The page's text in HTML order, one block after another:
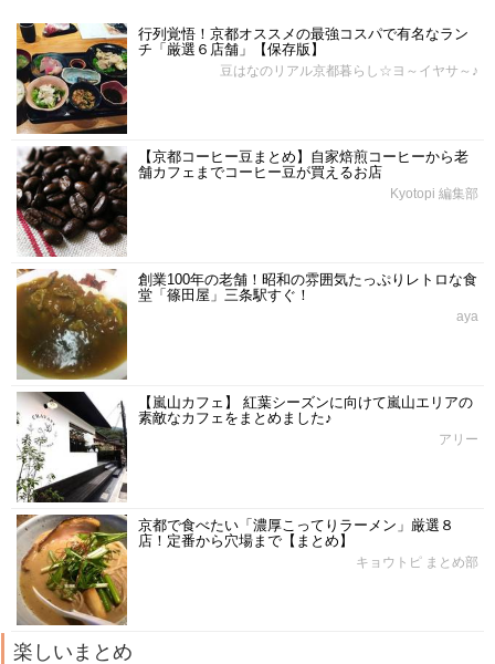
行列覚悟！京都オススメの最強コスパで有名なラン
チ「厳選６店舗」【保存版】
豆はなのリアル京都暮らし☆ヨ～イヤサ～♪
【京都コーヒー豆まとめ】自家焙煎コーヒーから老
舗カフェまでコーヒー豆が買えるお店
Kyotopi 編集部
創業100年の老舗！昭和の雰囲気たっぷりレトロな食
堂「篠田屋」三条駅すぐ！
aya
【嵐山カフェ】 紅葉シーズンに向けて嵐山エリアの
素敵なカフェをまとめました♪
アリー
京都で食べたい「濃厚こってりラーメン」厳選８
店！定番から穴場まで【まとめ】
キョウトピ まとめ部
楽しいまとめ